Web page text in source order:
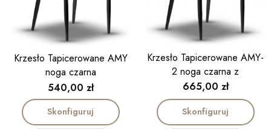
Krzesło Tapicerowane AMY
noga czarna
Cena
540,00 zł
Skonfiguruj
Krzesło Tapicerowane AMY-
2 noga czarna z
podłokietnikiem
Cena
665,00 zł
Skonfiguruj